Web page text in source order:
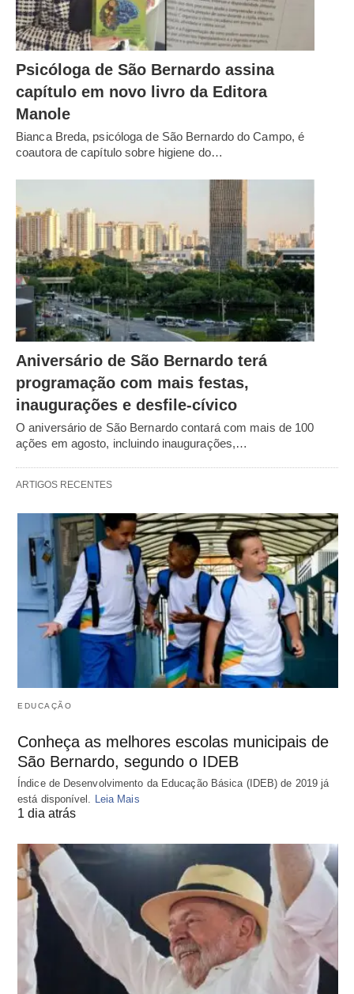
Psicóloga de São Bernardo assina
capítulo em novo livro da Editora
Manole
Bianca Breda, psicóloga de São Bernardo do Campo, é
coautora de capítulo sobre higiene do…
Aniversário de São Bernardo terá
programação com mais festas,
inaugurações e desfile-cívico
O aniversário de São Bernardo contará com mais de 100
ações em agosto, incluindo inaugurações,…
ARTIGOS RECENTES
EDUCAÇÃO
Conheça as melhores escolas municipais de
São Bernardo, segundo o IDEB
Índice de Desenvolvimento da Educação Básica (IDEB) de 2019 já
está disponível.
Leia Mais
1 dia atrás